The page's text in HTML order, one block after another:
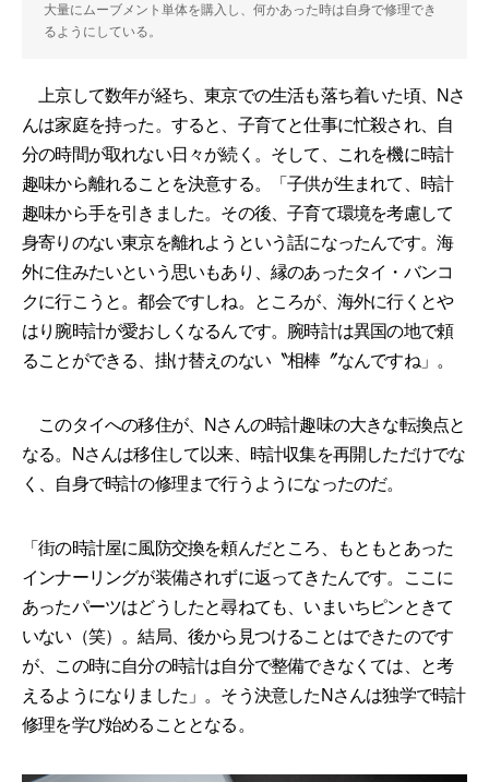
大量にムーブメント単体を購入し、何かあった時は自身で修理でき
るようにしている。
上京して数年が経ち、東京での生活も落ち着いた頃、Nさ
んは家庭を持った。すると、子育てと仕事に忙殺され、自
分の時間が取れない日々が続く。そして、これを機に時計
趣味から離れることを決意する。「子供が生まれて、時計
趣味から手を引きました。その後、子育て環境を考慮して
身寄りのない東京を離れようという話になったんです。海
外に住みたいという思いもあり、縁のあったタイ・バンコ
クに行こうと。都会ですしね。ところが、海外に行くとや
はり腕時計が愛おしくなるんです。腕時計は異国の地で頼
ることができる、掛け替えのない〝相棒〞なんですね」。
このタイへの移住が、Nさんの時計趣味の大きな転換点と
なる。Nさんは移住して以来、時計収集を再開しただけでな
く、自身で時計の修理まで行うようになったのだ。
「街の時計屋に風防交換を頼んだところ、もともとあった
インナーリングが装備されずに返ってきたんです。ここに
あったパーツはどうしたと尋ねても、いまいちピンときて
いない（笑）。結局、後から見つけることはできたのです
が、この時に自分の時計は自分で整備できなくては、と考
えるようになりました」。そう決意したNさんは独学で時計
修理を学び始めることとなる。